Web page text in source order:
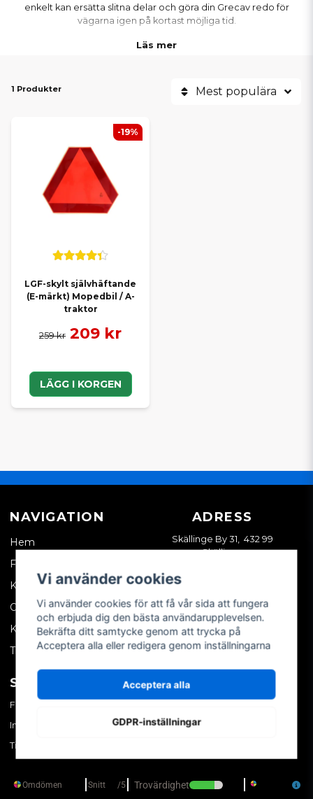
enkelt kan ersätta slitna delar och göra din Grecav redo för
vägarna igen på kortast möjliga tid.
Läs mer
1 Produkter Mest populära
LGF-skylt självhäftande
(E-märkt) Mopedbil / A-
traktor
259 kr 209 kr
LÄGG I KORGEN
-19%
NAVIGATION
Hem
Företagskund
Kontakta oss
Om oss
Köpvillkor
Tips & trix
ADRESS
Skällinge By 31, 432 99
Skällinge
SOCIALA MEDIER
Facebook
Instagram
TikTok
MITT KONTO
Skapa konto
Vi använder cookies
Vi använder cookies för att få vår sida att fungera
och erbjuda dig den bästa användarupplevelsen.
Bekräfta ditt samtycke genom att trycka på
Acceptera alla eller redigera genom inställningarna
Acceptera alla
GDPR-inställningar